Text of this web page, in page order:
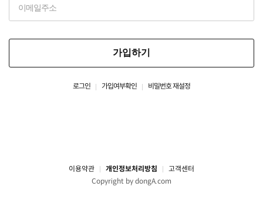
가입하기
로그인 가입여부확인 비밀번호 재설정
이용약관 개인정보처리방침
고객센터
Copyright by dongA.com